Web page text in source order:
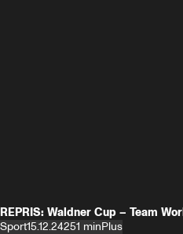
REPRIS: Waldner Cup – Team
Sport15.12.24251 minPlus